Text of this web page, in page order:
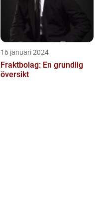
16 januari 2024
Fraktbolag: En grundlig
översikt